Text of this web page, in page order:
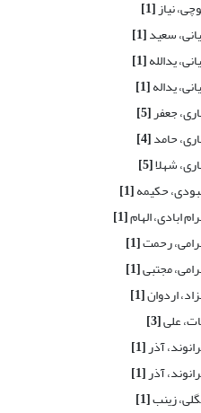
نیاز[1]
سعید[1]
یدالله[1]
یداله[1]
جعفر[5]
حامد[4]
شهلا[5]
حکیمه[1]
ابادی، الهام[1]
رحمت[1]
مجتبی[1]
اردوان[1]
علی[3]
آذر[1]
آذر[1]
زینب[1]